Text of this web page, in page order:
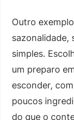
Outro
sazonalidade,
simples.
um preparo
esconder,
poucos
do que o